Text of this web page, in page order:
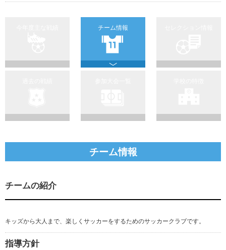
チーム情報
チーム情報
チームの紹介
キッズから大人まで、楽しくサッカーをするためのサッカークラブです。
指導方針